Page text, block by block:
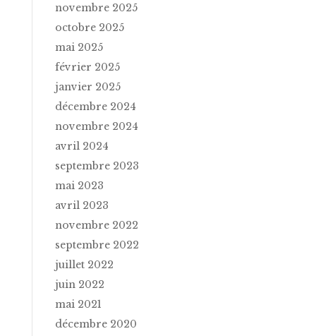
novembre 2025
octobre 2025
mai 2025
février 2025
janvier 2025
décembre 2024
novembre 2024
avril 2024
septembre 2023
mai 2023
avril 2023
novembre 2022
septembre 2022
juillet 2022
juin 2022
mai 2021
décembre 2020